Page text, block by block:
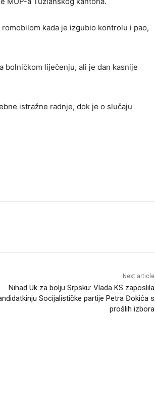
kada je izgubio kontrolu i pao,
bolničkom liječenju, ali je dan kasnije
istražne radnje, dok je o slučaju
Next article
Nihad Uk za bolju Srpsku: Vlada KS zaposlila
Socijalističke partije Petra Đokića s
prošlih izbora